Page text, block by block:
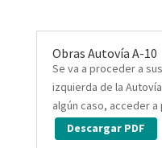
Obras Autovía A-10
Se va a proceder a
izquierda de la
algún caso, acceder
Descargar PDF